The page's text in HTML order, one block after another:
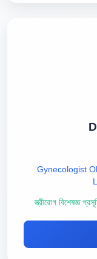
Gynecologist
স্ত্রীরোগ বিশেষজ্ঞ